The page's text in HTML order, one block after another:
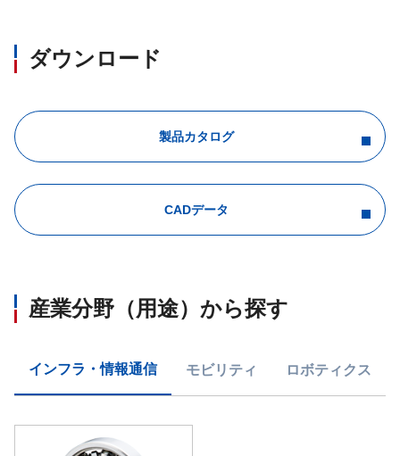
ダウンロード
製品カタログ
CADデータ
産業分野（用途）から探す
インフラ・情報通信 モビリティ ロボティクス